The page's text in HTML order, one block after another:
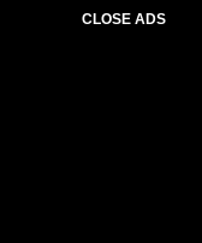
CLOSE ADS